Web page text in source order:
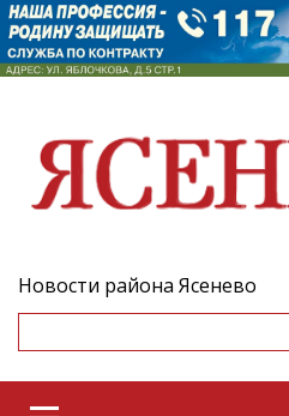
Новости района Ясенево